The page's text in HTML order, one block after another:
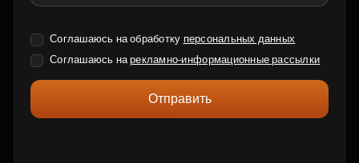
Соглашаюсь на обработку персональных данных
Соглашаюсь нарекламно-информационные рассылки
Отправить